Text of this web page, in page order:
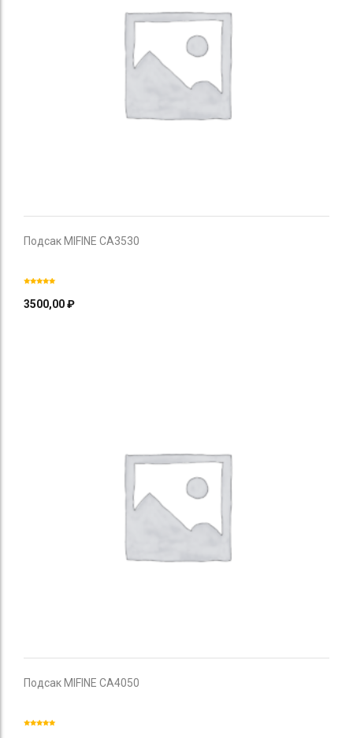
Подсак MIFINE CA3530
3500,00₽
Подсак MIFINE CA4050